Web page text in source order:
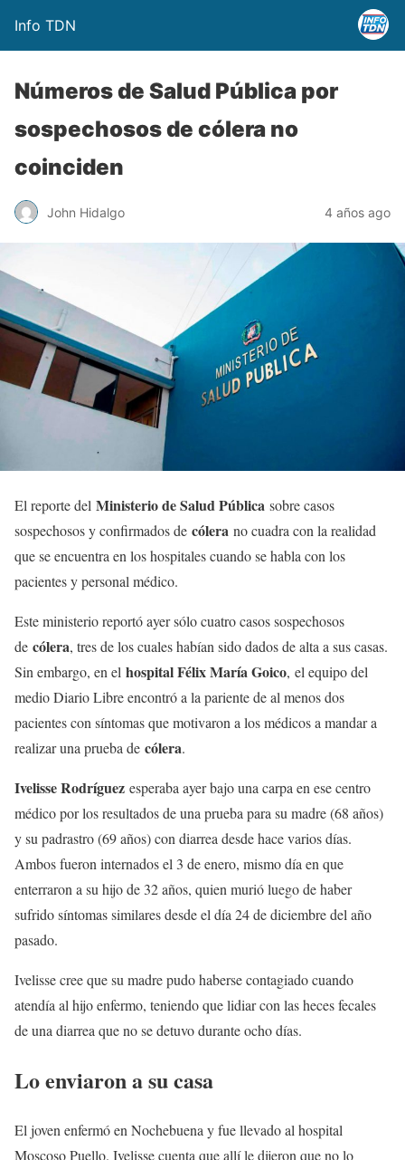
Info TDN
Números de Salud Pública por
sospechosos de cólera no
coinciden
John Hidalgo 4 años ago
El reporte del Ministerio de Salud Pública sobre casos
sospechosos y confirmados de cólera no cuadra con la realidad
que se encuentra en los hospitales cuando se habla con los
pacientes y personal médico.
Este ministerio reportó ayer sólo cuatro casos sospechosos
de cólera, tres de los cuales habían sido dados de alta a sus casas.
Sin embargo, en el hospital Félix María Goico, el equipo del
medio Diario Libre encontró a la pariente de al menos dos
pacientes con síntomas que motivaron a los médicos a mandar a
realizar una prueba de cólera.
Ivelisse Rodríguez esperaba ayer bajo una carpa en ese centro
médico por los resultados de una prueba para su madre (68 años)
y su padrastro (69 años) con diarrea desde hace varios días.
Ambos fueron internados el 3 de enero, mismo día en que
enterraron a su hijo de 32 años, quien murió luego de haber
sufrido síntomas similares desde el día 24 de diciembre del año
pasado.
Ivelisse cree que su madre pudo haberse contagiado cuando
atendía al hijo enfermo, teniendo que lidiar con las heces fecales
de una diarrea que no se detuvo durante ocho días.
Lo enviaron a su casa
El joven enfermó en Nochebuena y fue llevado al hospital
Moscoso Puello. Ivelisse cuenta que allí le dijeron que no lo